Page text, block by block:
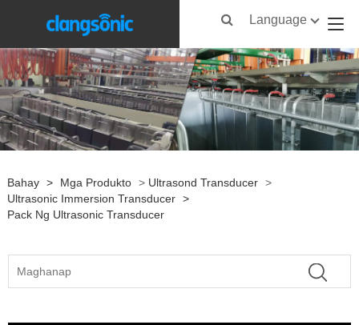
Language
Bahay > Mga Produkto > Ultrasond Transducer >
Ultrasonic Immersion Transducer >
Pack Ng Ultrasonic Transducer